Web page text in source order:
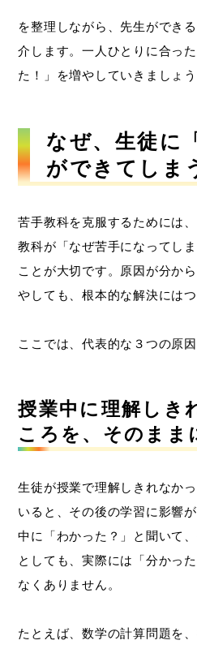
を整理しながら、先生ができ
介します。一人ひとりに合っ
た！」を増やしていきましょう
なぜ、生徒に
ができてしま
苦手教科を克服するためには
教科が「なぜ苦手になってし
ことが大切です。原因が分か
やしても、根本的な解決にはつ
ここでは、代表的な３つの原
授業中に理解しき
ころを、そのまま
生徒が授業で理解しきれなか
いると、その後の学習に影響
中に「わかった？」と聞いて
としても、実際には「分かっ
なくありません。
たとえば、数学の計算問題を